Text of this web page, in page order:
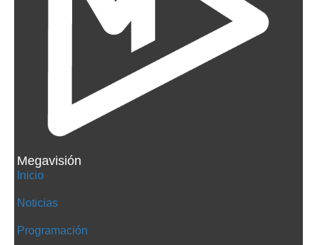
Megavisión
Inicio
Noticias
Programación